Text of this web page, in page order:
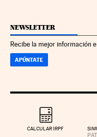
NEWSLETTER
Recibe la mejor información
APÚNTATE
CALCULAR IRPF